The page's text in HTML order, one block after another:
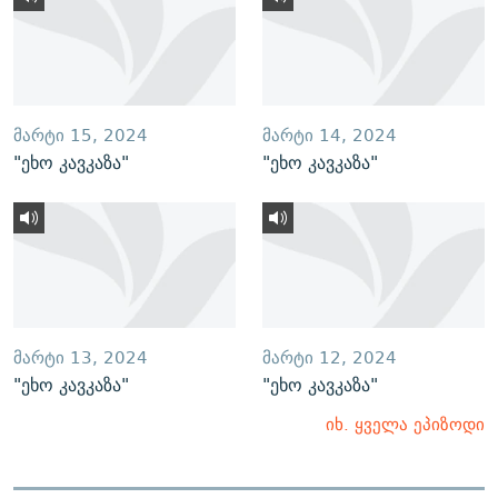
ᲛᲐᲠᲢᲘ 15, 2024
"ეხო კავკაზა"
ᲛᲐᲠᲢᲘ 14, 2024
"ეხო კავკაზა"
ᲛᲐᲠᲢᲘ 13, 2024
"ეხო კავკაზა"
ᲛᲐᲠᲢᲘ 12, 2024
"ეხო კავკაზა"
იხ. ყველა ეპიზოდი